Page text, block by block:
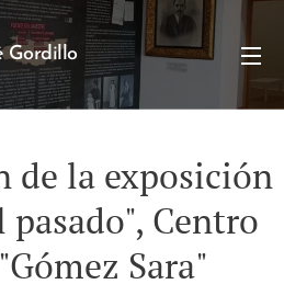
Gordillo
de la exposición
pasado", Centro
Sara"